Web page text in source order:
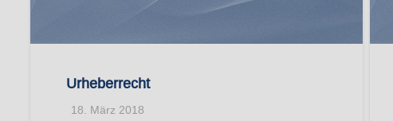
Urheberrecht
18. März 2018